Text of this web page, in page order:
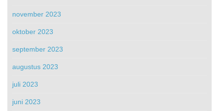
november 2023
oktober 2023
september 2023
augustus 2023
juli 2023
juni 2023